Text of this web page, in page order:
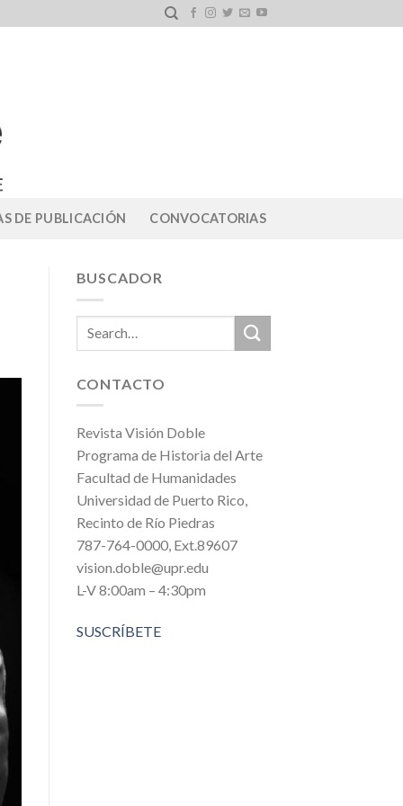
DE PUBLICACIÓN CONVOCATORIAS
BUSCADOR
CONTACTO
Revista Visión Doble
Programa de Historia del Arte
Facultad de Humanidades
Universidad de Puerto Rico,
Recinto de Río Piedras
787-764-0000, Ext.89607
vision.doble@upr.edu
L-V 8:00am – 4:30pm
SUSCRÍBETE